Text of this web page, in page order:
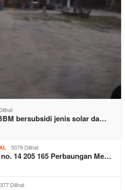
bersubsidi jenis solar da…
5079 Dilihat
14 205 165 Perbaungan Me…
Dilihat